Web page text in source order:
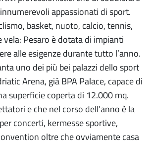
appassionati di sport.
basket, nuoto, calcio, tennis,
vela: Pesaro è dotata di impianti
alle esigenze durante tutto l’anno.
uno dei più bei palazzi dello sport
Arena, già BPA Palace, capace di
superficie coperta di 12.000 mq.
e che nel corso dell’anno è la
concerti, kermesse sportive,
oltre che ovviamente casa